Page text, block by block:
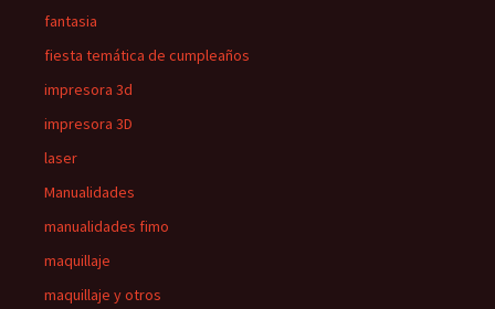
fantasia
fiesta temática de cumpleaños
impresora 3d
impresora 3D
laser
Manualidades
manualidades fimo
maquillaje
maquillaje y otros